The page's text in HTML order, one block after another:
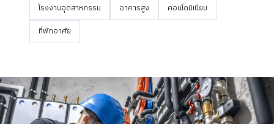
โรงงานอุตสาหกรรม อาคารสูง
คอนโดมิเนียม
ที่พักอาศัย